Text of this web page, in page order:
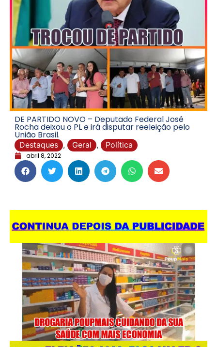
DE PARTIDO NOVO – Deputado Federal José
Rocha deixou o PL e irá disputar reeleição pelo
União Brasil.
Destaques , Geral , Política
abril 8, 2022